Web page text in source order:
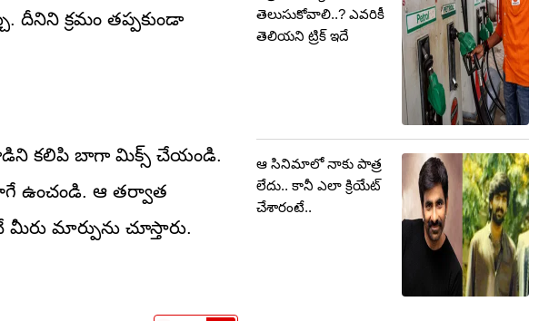
దీనిని క్రమం తప్పకుండా
కలిపి బాగా మిక్స్‌ చేయండి.
ఉంచండి. ఆ తర్వాత
మీరు మార్పును చూస్తారు.
తెలుసుకోవాలి..? ఎవరికీ
తెలియని ట్రిక్ ఇదే
ఆ సినిమాలో నాకు పాత్ర
లేదు.. కానీ ఎలా క్రియేట్
చేశారంటే..